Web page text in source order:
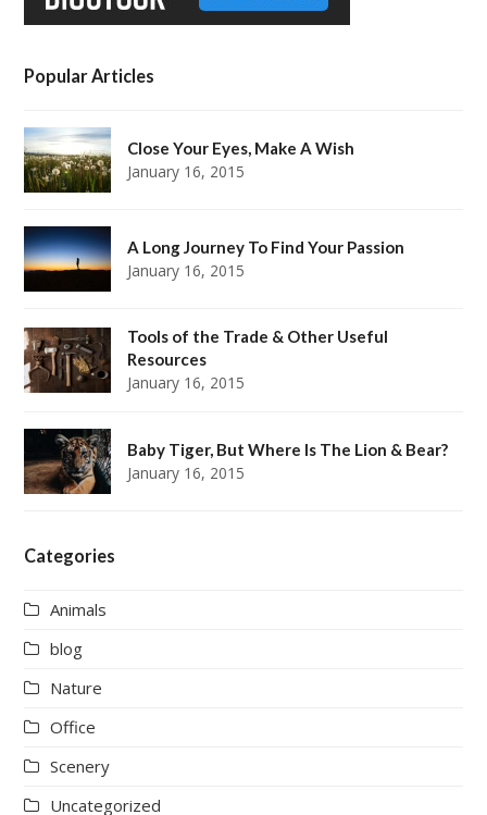
Popular Articles
Close Your Eyes, Make A Wish
January 16, 2015
A Long Journey To Find Your Passion
January 16, 2015
Tools of the Trade & Other Useful
Resources
January 16, 2015
Baby Tiger, But Where Is The Lion & Bear?
January 16, 2015
Categories
Animals
blog
Nature
Office
Scenery
Uncategorized